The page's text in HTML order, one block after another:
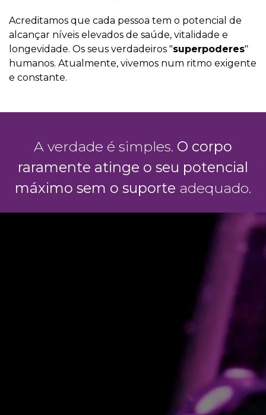
Acreditamos que cada pessoa tem o potencial de
alcançar níveis elevados de saúde, vitalidade e
longevidade. Os seus verdadeiros "superpoderes"
humanos. Atualmente, vivemos num ritmo exigente
e constante.​
A verdade é simples. O corpo
raramente atinge o seu ​potencial
máximo sem o suporte adequado.